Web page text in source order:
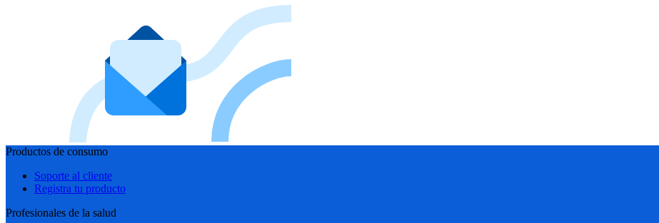
Productos de consumo
Soporte al cliente
Registra tu producto
Profesionales de la salud